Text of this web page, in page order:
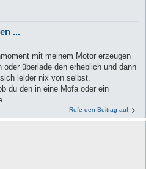
...
mit meinem Motor erzeugen
überlade den erheblich und dann
leider nix von selbst.
du den in eine Mofa oder ein
...
Rufe den Beitrag auf